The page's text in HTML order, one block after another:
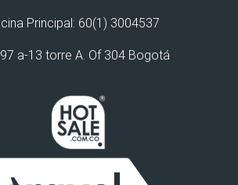
Principal: 60(1) 3004537
a-13 torre A. Of 304 Bogotá